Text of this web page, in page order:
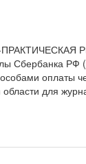
Сбербанка РФ
оплаты
для